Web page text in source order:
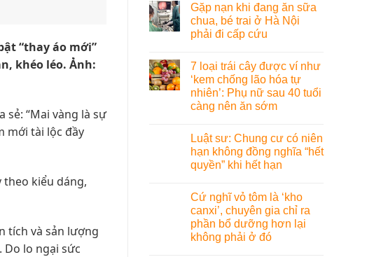
“thay áo mới”
khéo léo. Ảnh:
sẻ: “Mai vàng là sự
mới tài lộc đầy
kiểu dáng,
tích và sản lượng
lo ngại sức
Gặp nạn khi đang ăn sữa
chua, bé trai ở Hà Nội
phải đi cấp cứu
7 loại trái cây được ví như
‘kem chống lão hóa tự
nhiên’: Phụ nữ sau 40 tuổi
càng nên ăn sớm
Luật sư: Chung cư có niên
hạn không đồng nghĩa “hết
quyền” khi hết hạn
Cứ nghĩ vỏ tôm là ‘kho
canxi’, chuyên gia chỉ ra
phần bổ dưỡng hơn lại
không phải ở đó